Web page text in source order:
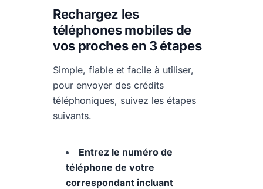
Rechargez les
téléphones mobiles de
vos proches en 3 étapes
Simple, fiable et facile à utiliser,
pour envoyer des crédits
téléphoniques, suivez les étapes
suivants.
Entrez le numéro de
téléphone de votre
correspondant incluant